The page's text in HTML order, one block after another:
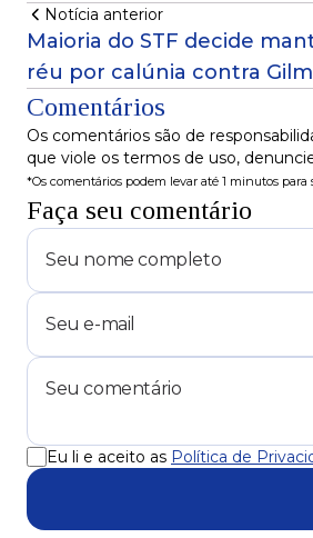
Notícia anterior
Maioria do STF decide
réu por calúnia contra
Comentários
Os comentários são de
que viole os termos de uso,
*Os comentários podem levar até 1 minutos para
Faça seu comentário
Eu li e aceito as Política de